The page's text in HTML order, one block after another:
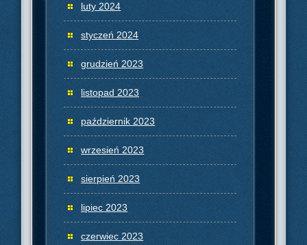
luty 2024
styczeń 2024
grudzień 2023
listopad 2023
październik 2023
wrzesień 2023
sierpień 2023
lipiec 2023
czerwiec 2023